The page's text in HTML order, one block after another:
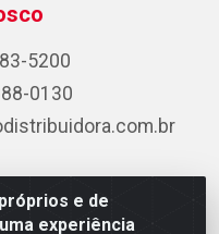
e de
experiência
5200
0130
de Campos, 42 -